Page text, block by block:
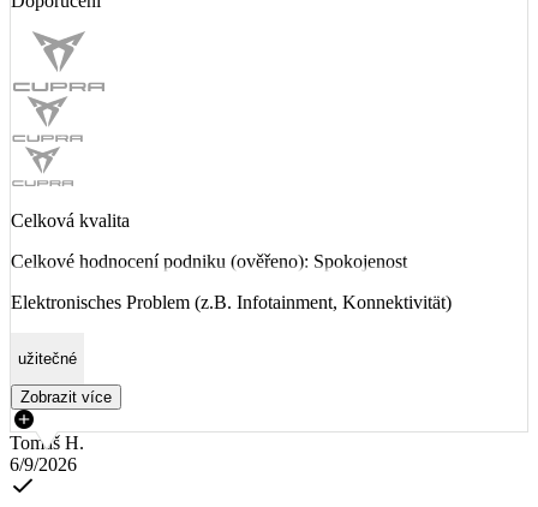
Celková kvalita
Celkové hodnocení podniku (ověřeno): Spokojenost
Elektronisches Problem (z.B. Infotainment, Konnektivität)
užitečné
Zobrazit více
Tomáš H.
6/9/2026